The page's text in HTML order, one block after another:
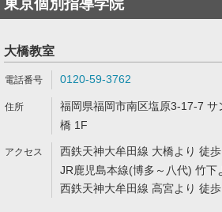
東京個別指導学院
大橋教室
0120-59-3762
福岡県福岡市南区塩原3-17-7
橋 1F
西鉄天神大牟田線 大橋より 徒
JR鹿児島本線(博多～八代) 竹下
西鉄天神大牟田線 高宮より 徒